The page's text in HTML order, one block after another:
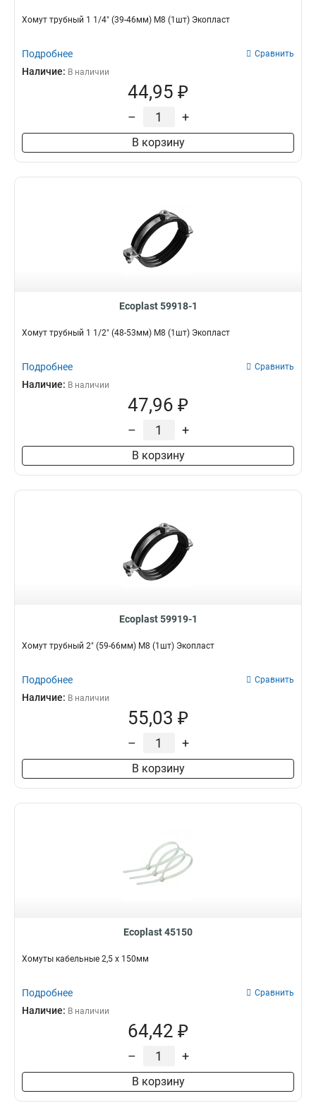
Хомут трубный 1 1/4" (39-46мм) М8 (1шт) Экопласт
Подробнее Сравнить
Наличие: В наличии
44,95 ₽
– +
В корзину
Ecoplast 59918-1
Хомут трубный 1 1/2" (48-53мм) М8 (1шт) Экопласт
Подробнее Сравнить
Наличие: В наличии
47,96 ₽
– +
В корзину
Ecoplast 59919-1
Хомут трубный 2" (59-66мм) М8 (1шт) Экопласт
Подробнее Сравнить
Наличие: В наличии
55,03 ₽
– +
В корзину
Ecoplast 45150
Хомуты кабельные 2,5 х 150мм
Подробнее Сравнить
Наличие: В наличии
64,42 ₽
– +
В корзину